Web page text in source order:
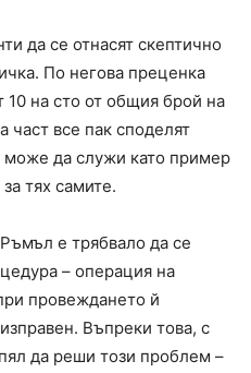
да се отнасят скептично
По негова преценка
10 на сто от общия брой на
част все пак споделят
да служи като пример
тях самите.
е трябвало да се
– операция на
провеждането й
Въпреки това, с
да реши този проблем –